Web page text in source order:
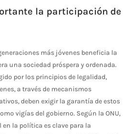
la participación de
más jóvenes beneficia la
una sociedad próspera y ordenada.
por los principios de legalidad,
a través de mecanismos
deben exigir la garantía de estos
vigías del gobierno. Según la ONU,
la política es clave para la